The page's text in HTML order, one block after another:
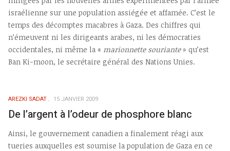
israélienne sur une population assiégée et affamée. C’est le
temps des décomptes macabres à Gaza. Des chiffres qui
n’émeuvent ni les dirigeants arabes, ni les démocraties
occidentales, ni même la « marionnette souriante» qu’est
Ban Ki-moon, le secrétaire général des Nations Unies.
AREZKI SADAT 15 JANVIER 2009
De l’argent à l’odeur de phosphore blanc
Ainsi, le gouvernement canadien a finalement réagi aux
tueries auxquelles est soumise la population de Gaza en ce